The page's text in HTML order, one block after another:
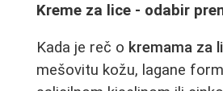
Kreme za lice - odabir
Kada je reč o kremama za
mešovitu kožu, lagane